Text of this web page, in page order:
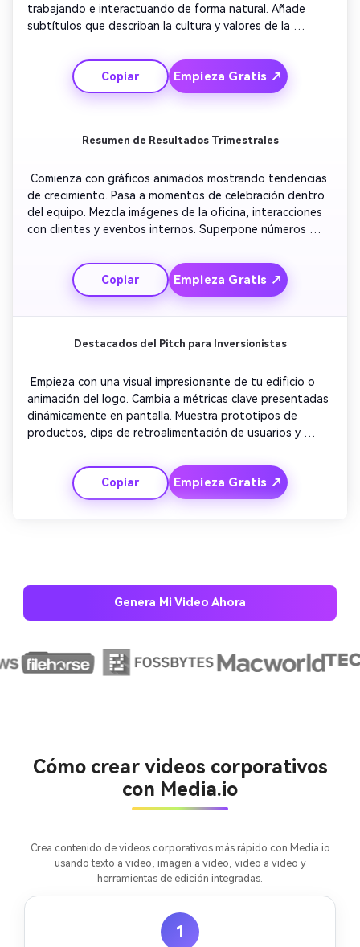
trabajando e interactuando de forma natural. Añade
subtítulos que describan la cultura y valores de la
palabras alentadoras. Mantén el ritmo constante con
música de fondo motivadora. Cierra con el logo de la
Copiar Empieza Gratis ↗
Resumen de Resultados Trimestrales
Comienza con gráficos animados mostrando tendencias
de crecimiento. Pasa a momentos de celebración dentro
del equipo. Mezcla imágenes de la oficina, interacciones
con clientes y eventos internos. Superpone números
Usa transiciones sutiles y música de fondo tranquila.
Termina con un mensaje optimista sobre los objetivos
futuros y el logo de la marca apareciendo.
Copiar Empieza Gratis ↗
Destacados del Pitch para Inversionistas
Empieza con una visual impresionante de tu edificio o
animación del logo. Cambia a métricas clave presentadas
dinámicamente en pantalla. Muestra prototipos de
productos, clips de retroalimentación de usuarios y
enfatizar el crecimiento. Mantén un tono profesional e
inspirador. Termina con un mensaje de marca superpuesto
Copiar Empieza Gratis ↗
Genera Mi Video Ahora
Cómo crear videos corporativos
con Media.io
Crea contenido de videos corporativos más rápido con Media.io
usando texto a video, imagen a video, video a video y
herramientas de edición integradas.
1
Crea imágenes IA